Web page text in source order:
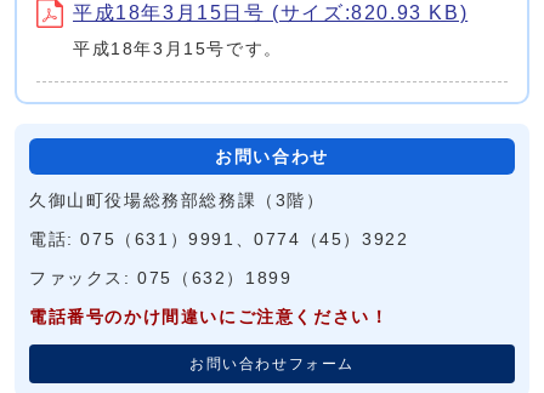
平成18年3月15日号 (サイズ:820.93 KB)
平成18年3月15号です。
お問い合わせ
久御山町役場総務部総務課（3階）
電話: 075（631）9991、0774（45）3922
ファックス: 075（632）1899
電話番号のかけ間違いにご注意ください！
お問い合わせフォーム